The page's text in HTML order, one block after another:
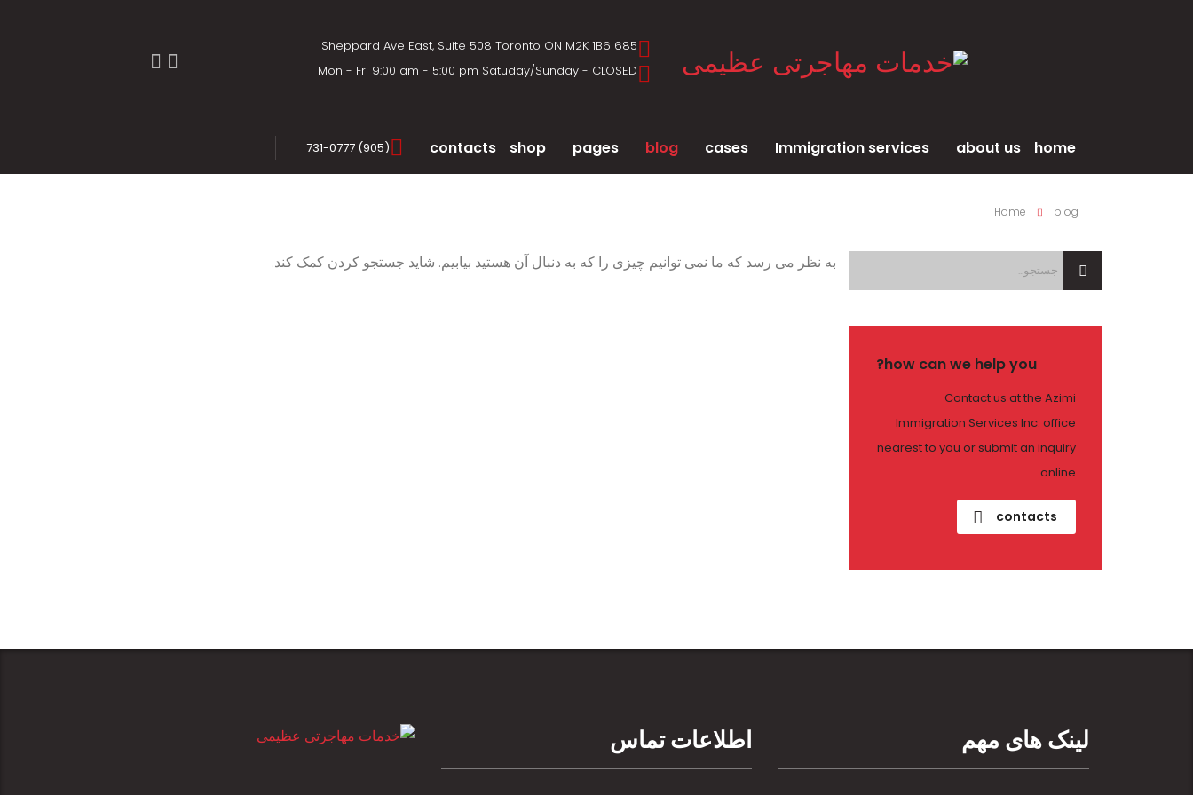
685 Sheppard Ave East, Suite 508 Toronto ON M2K 1B6
Mon - Fri 9:00 am - 5:00 pm Satuday/Sunday - CLOSED
home
about us
Immigration services
cases
blog
pages
shop
contacts
(905) 731-0777
Home blog
به نظر می رسد که ما نمی توانیم چیزی را که به دنبال آن هستید بیابیم. شاید جستجو کردن کمک کند.
how can we help you?
Contact us at the Azimi
Immigration Services Inc. office
nearest to you or submit an inquiry
online.
contacts
اطلاعات تماس لینک های مهم